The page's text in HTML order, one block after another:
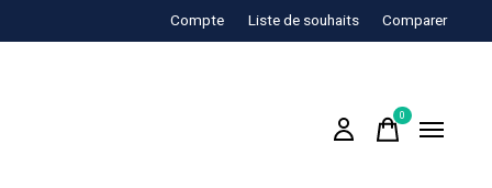
Compte Liste de souhaits Comparer
0items